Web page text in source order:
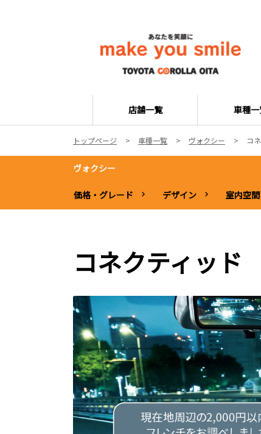
店舗一覧 車種
トップページ 車種一覧 ヴォクシー コ
ヴォクシー
価格・グレード デザイン 室内空間
コネクティッド